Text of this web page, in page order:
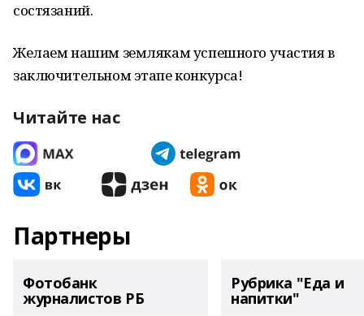
состязаний.
Желаем нашим землякам успешного участия в
заключительном этапе конкурса!
Читайте нас
Партнеры
Фотобанк
журналистов РБ
Рубрика "Еда и
напитки"